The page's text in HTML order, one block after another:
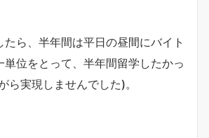
ら、半年間は平日の昼間にバイト
単位をとって、半年間留学したかっ
ら実現しませんでした)。